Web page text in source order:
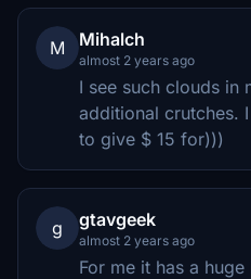
M Mihalch
almost 2 years ago
I see such clouds in
additional crutches.
to give $ 15 for)))
g gtavgeek
almost 2 years ago
For me it has a